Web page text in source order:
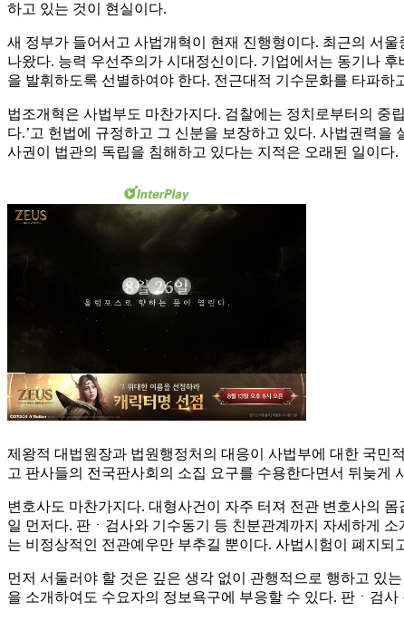
하고 있는 것이 현실이다.
새 정부가 들어서고 사법개혁이 현재 진행형이다. 최근의 서
나왔다. 능력 우선주의가 시대정신이다. 기업에서는 동기나
을 발휘하도록 선별하여야 한다. 전근대적 기수문화를 타파
법조개혁은 사법부도 마찬가지다. 검찰에는 정치로부터의 중
다.’고 헌법에 규정하고 그 신분을 보장하고 있다. 사법권력
사권이 법관의 독립을 침해하고 있다는 지적은 오래된 일이다.
제왕적 대법원장과 법원행정처의 대응이 사법부에 대한 국민
고 판사들의 전국판사회의 소집 요구를 수용한다면서 뒤늦게
변호사도 마찬가지다. 대형사건이 자주 터져 전관 변호사의
일 먼저다. 판ㆍ검사와 기수동기 등 친분관계까지 자세하게
는 비정상적인 전관예우만 부추길 뿐이다. 사법시험이 폐지
먼저 서둘러야 할 것은 깊은 생각 없이 관행적으로 행하고 있
을 소개하여도 수요자의 정보욕구에 부응할 수 있다. 판ㆍ검